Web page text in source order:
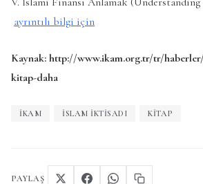
ayrıntılı bilgi için
Kaynak: http://www.ikam.org.tr/tr/
kitap-daha
IKAM ISLAM IKTISADI KITAP
PAYLAŞ